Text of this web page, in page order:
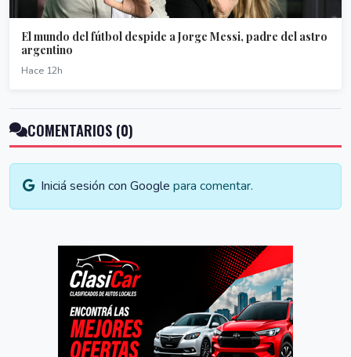
El mundo del fútbol despide a Jorge Messi, padre del astro
argentino
Hace 12h
COMENTARIOS (0)
Iniciá sesión con Google para comentar.